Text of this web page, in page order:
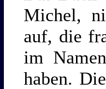
Michel,
auf, die
im
haben.